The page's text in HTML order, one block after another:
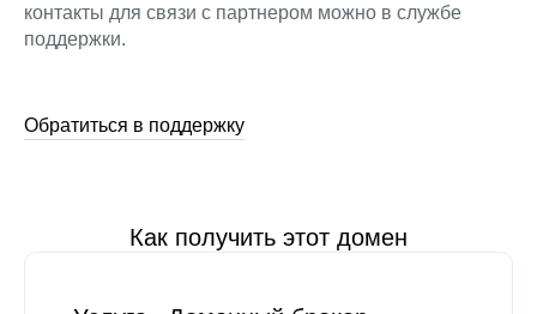
контакты для связи с партнером можно в службе
поддержки.
Обратиться в поддержку
Как получить этот домен